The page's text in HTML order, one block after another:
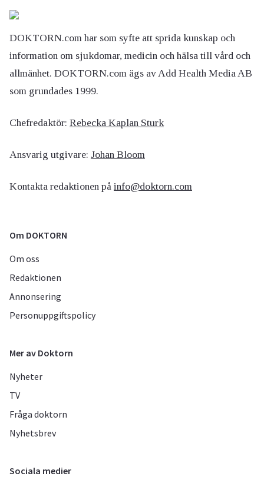
DOKTORN.com har som syfte att sprida kunskap och
information om sjukdomar, medicin och hälsa till vård och
allmänhet. DOKTORN.com ägs av Add Health Media AB
som grundades 1999.
Chefredaktör: Rebecka Kaplan Sturk
Ansvarig utgivare: Johan Bloom
Kontakta redaktionen på info@doktorn.com
Om DOKTORN
Om oss
Redaktionen
Annonsering
Personuppgiftspolicy
Mer av Doktorn
Nyheter
TV
Fråga doktorn
Nyhetsbrev
Sociala medier